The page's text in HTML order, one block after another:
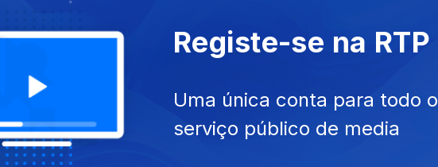
Registe-se na RTP
Uma única conta para todo o
serviço público de media